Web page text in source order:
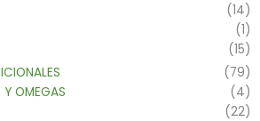
(14)
(1)
(15)
(79)
OMEGAS
(4)
(22)